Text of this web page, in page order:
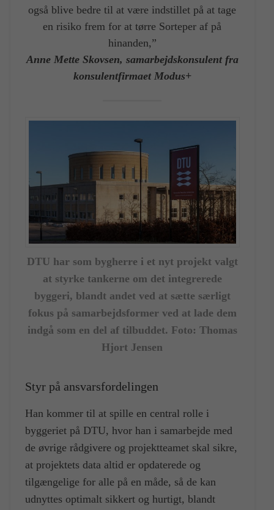
også blive bedre til at være indstillet på at tage
en risiko frem for at tørre Sorteper af på
hinanden,”
Anne Mette Skovsen, samarbejdskonsulent fra
konsulentfirmaet Modus+
DTU har som bygherre i et nyt projekt valgt
at styrke tankerne om det integrerede
byggeri, blandt andet ved at sætte særligt
fokus på samarbejdsformer ved at lade dem
indgå som en del af tilbuddet. Foto: Thomas
Hjort Jensen
Styr på ansvarsfordelingen
Han kommer til at spille en central rolle i
byggeriet på DTU, hvor han i samarbejde med
de øvrige rådgivere og projektteamet skal sikre,
at projektets data altid er opdaterede og
tilgængelige for alle på en måde, så de kan
udnyttes optimalt sikkert og hurtigt, blandt